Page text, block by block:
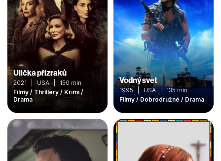
Ulička přízraků
2021 | USA | 150 min
Filmy / Thrillery / Krimi /
Drama
Vodný svet
1995 | USA | 135 min
Filmy / Dobrodružné / Drama